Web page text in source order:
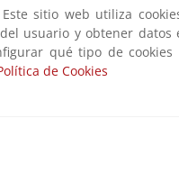
del público durante
en que tenga lugar la
en esta página,
y en horario
solicitar cita previa a
sitio web utiliza
usuario y obtener datos
qué tipo de
de Cookies